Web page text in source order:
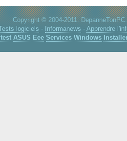
Copyright © 2004-2011.
logiciels - Informanews - Apprendre
ASUS Eee Services Windows